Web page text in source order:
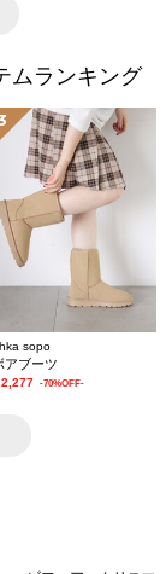
ムランキング
sopo
アブーツ
2,277 -70%OFF-